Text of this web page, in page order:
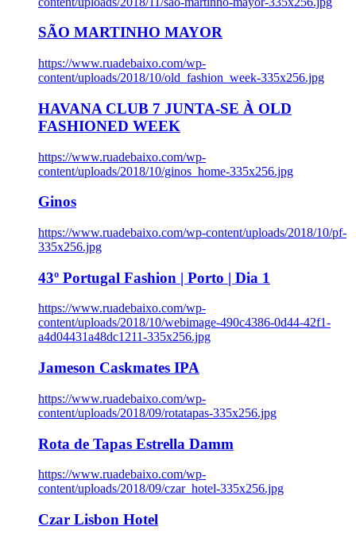
SÃO MARTINHO MAYOR
https://www.ruadebaixo.com/wp-
content/uploads/2018/10/old_fashion_week-335x256.jpg
HAVANA CLUB 7 JUNTA-SE À OLD
FASHIONED WEEK
https://www.ruadebaixo.com/wp-
content/uploads/2018/10/ginos_home-335x256.jpg
Ginos
https://www.ruadebaixo.com/wp-content/uploads/2018/10/pf-
335x256.jpg
43º Portugal Fashion | Porto | Dia 1
https://www.ruadebaixo.com/wp-
content/uploads/2018/10/webimage-490c4386-0d44-42f1-
a4d04431a48dc1211-335x256.jpg
Jameson Caskmates IPA
https://www.ruadebaixo.com/wp-
content/uploads/2018/09/rotatapas-335x256.jpg
Rota de Tapas Estrella Damm
https://www.ruadebaixo.com/wp-
content/uploads/2018/09/czar_hotel-335x256.jpg
Czar Lisbon Hotel